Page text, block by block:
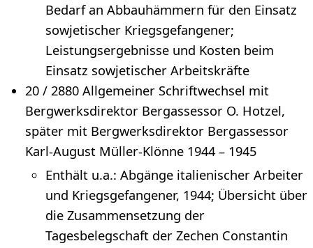
Bedarf an Abbauhämmern für den Einsatz
sowjetischer Kriegsgefangener;
Leistungsergebnisse und Kosten beim
Einsatz sowjetischer Arbeitskräfte
20 / 2880 Allgemeiner Schriftwechsel mit
Bergwerksdirektor Bergassessor O. Hotzel,
später mit Bergwerksdirektor Bergassessor
Karl-August Müller-Klönne 1944 – 1945
Enthält u.a.: Abgänge italienischer Arbeiter
und Kriegsgefangener, 1944; Übersicht über
die Zusammensetzung der
Tagesbelegschaft der Zechen Constantin